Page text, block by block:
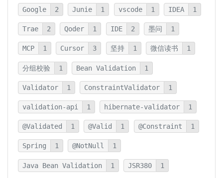
Google 2 Junie 1 vscode 1 IDEA 1
Trae 2 Qoder 1 IDE 2 墨问 1
MCP 1 Cursor 3 坚持 1 微信读书 1
分组校验 1 Bean Validation 1
Validator 1 ConstraintValidator 1
validation-api 1 hibernate-validator 1
@Validated 1 @Valid 1 @Constraint 1
Spring 1 @NotNull 1
Java Bean Validation 1 JSR380 1